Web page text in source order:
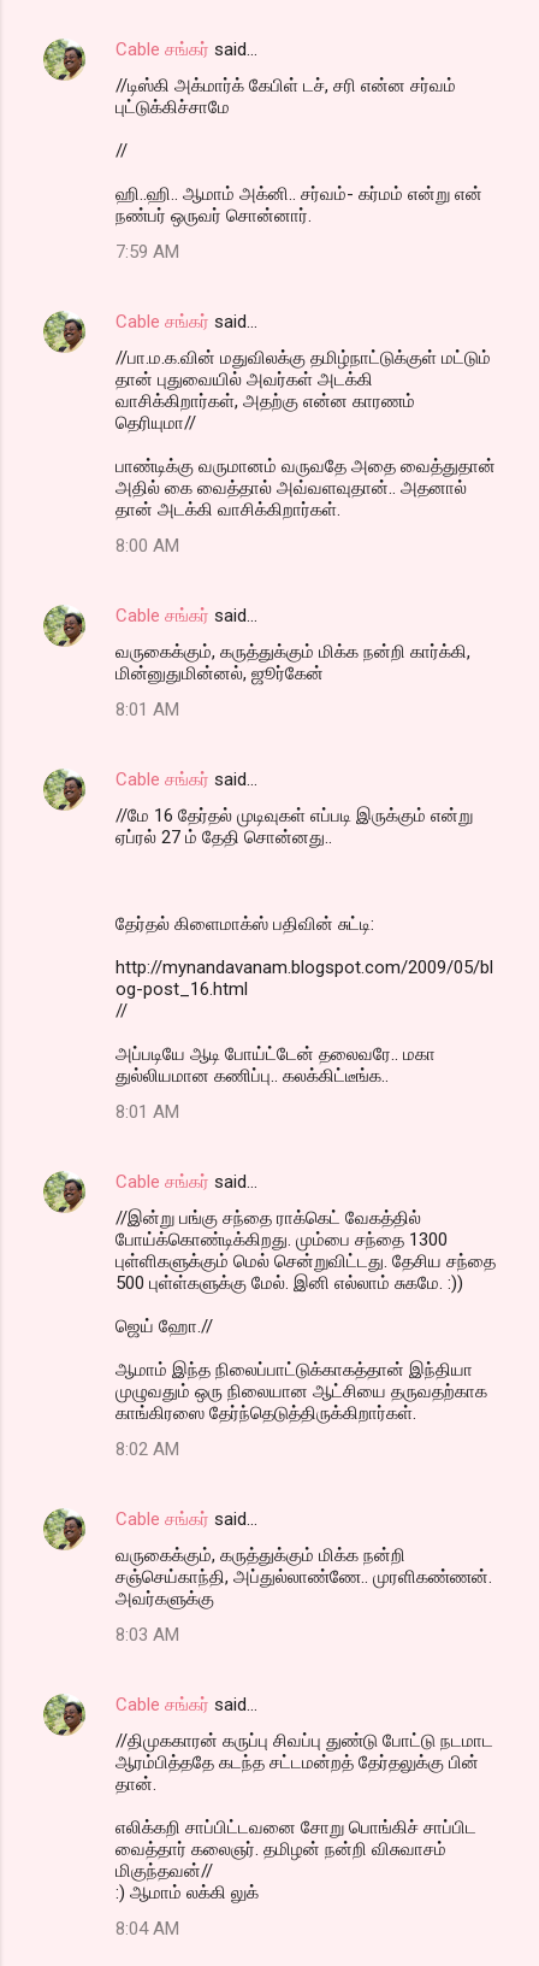
Cable சங்கர் said…
//டிஸ்கி அக்மார்க் கேபிள் டச், சரி என்ன சர்வம்
புட்டுக்கிச்சாமே
//
ஹி..ஹி.. ஆமாம் அக்னி.. சர்வம்- கர்மம் என்று என்
நண்பர் ஒருவர் சொன்னார்.
7:59 AM
Cable சங்கர் said…
//பா.ம.க.வின் மதுவிலக்கு தமிழ்நாட்டுக்குள் மட்டும்
தான் புதுவையில் அவர்கள் அடக்கி
வாசிக்கிறார்கள், அதற்கு என்ன காரணம்
தெரியுமா//
பாண்டிக்கு வருமானம் வருவதே அதை வைத்துதான்
அதில் கை வைத்தால் அவ்வளவுதான்.. அதனால்
தான் அடக்கி வாசிக்கிறார்கள்.
8:00 AM
Cable சங்கர் said…
வருகைக்கும், கருத்துக்கும் மிக்க நன்றி கார்க்கி,
மின்னுதுமின்னல், ஜூர்கேன்
8:01 AM
Cable சங்கர் said…
//மே 16 தேர்தல் முடிவுகள் எப்படி இருக்கும் என்று
ஏப்ரல் 27 ம் தேதி சொன்னது..
தேர்தல் கிளைமாக்ஸ் பதிவின் சுட்டி:
http://mynandavanam.blogspot.com/2009/05/bl
og-post_16.html
//
அப்படியே ஆடி போய்ட்டேன் தலைவரே.. மகா
துல்லியமான கணிப்பு.. கலக்கிட்டீங்க..
8:01 AM
Cable சங்கர் said…
//இன்று பங்கு சந்தை ராக்கெட் வேகத்தில்
போய்க்கொண்டிக்கிறது. மும்பை சந்தை 1300
புள்ளிகளுக்கும் மெல் சென்றுவிட்டது. தேசிய சந்தை
500 புள்ள்களுக்கு மேல். இனி எல்லாம் சுகமே. :))
ஜெய் ஹோ.//
ஆமாம் இந்த நிலைப்பாட்டுக்காகத்தான் இந்தியா
முழுவதும் ஒரு நிலையான ஆட்சியை தருவதற்காக
காங்கிரஸை தேர்ந்தெடுத்திருக்கிறார்கள்.
8:02 AM
Cable சங்கர் said…
வருகைக்கும், கருத்துக்கும் மிக்க நன்றி
சஞ்செய்காந்தி, அப்துல்லாண்ணே.. முரளிகண்ணன்.
அவர்களுக்கு
8:03 AM
Cable சங்கர் said…
//திமுககாரன் கருப்பு சிவப்பு துண்டு போட்டு நடமாட
ஆரம்பித்ததே கடந்த சட்டமன்றத் தேர்தலுக்கு பின்
தான்.
எலிக்கறி சாப்பிட்டவனை சோறு பொங்கிச் சாப்பிட
வைத்தார் கலைஞர். தமிழன் நன்றி விசுவாசம்
மிகுந்தவன்//
:) ஆமாம் லக்கி லுக்
8:04 AM